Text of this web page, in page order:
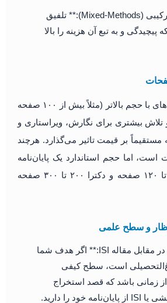
**تحقیقات ترکیبی (Mixed-Methods):** تلفیق
و به تبع آن هزینه را بالا
به‌طور کلی، پایان‌نامه‌های با حجم بالاتر (مثلاً بیش از ۱۰۰ صفحه
بیشتری برای نگارش، ویراستاری و
مستقیماً بر قیمت تاثیر می‌گذارد. هرچند
است، اما حجم استاندارد یک پایان‌نامه
ارشد معمولاً بین ۸۰ تا ۱۲۰ صفحه و دکترا ۲۰۰ تا ۳۰۰ صفحه
**پایان‌نامه عادی در مقابل مقاله ISI:** اگر هدف شما
است، سطح کیفی
زمانی باشد که قصد استخراج
مقاله علمی پژوهشی یا ISI از پایان‌نامه خود را دارید.